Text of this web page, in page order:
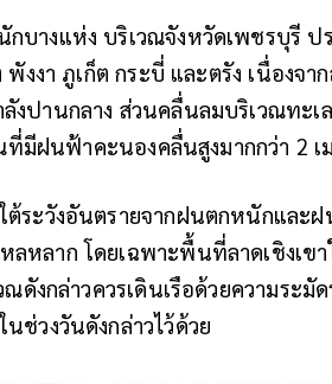
บางแห่ง บริเวณจังหวัดเพชรบุรี
งงา ภูเก็ต กระบี่ และตรัง เนื่องจ
งปานกลาง ส่วนคลื่นลมบริเวณทะเ
ที่มีฝนฟ้าคะนองคลื่นสูงมากกว่า 2 เ
ระวังอันตรายจากฝนตกหนักและ
หลาก โดยเฉพาะพื้นที่ลาดเชิงเข
ดังกล่าวควรเดินเรือด้วยความระมั
ช่วงวันดังกล่าวไว้ด้วย